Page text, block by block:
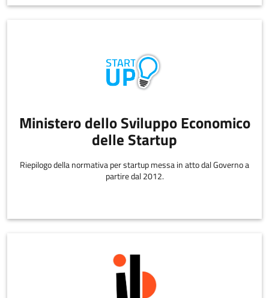
Ministero dello Sviluppo Economico
delle Startup
Riepilogo della normativa per startup messa in atto dal Governo a
partire dal 2012.